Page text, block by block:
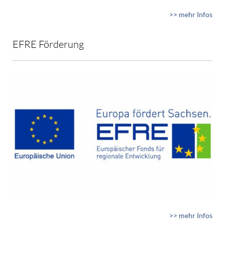
>> mehr Infos
EFRE Förderung
>> mehr Infos